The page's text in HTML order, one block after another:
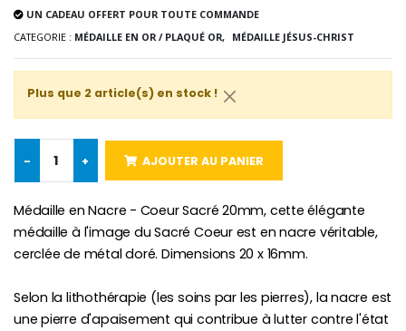
-10%
Bougie de Neuvaine Contre le Mal - Saint Michel
-25%
Lot de 20 Bougies de Neuvaine Blanches
€9.90
€130.00
€5.00
UN CADEAU OFFERT POUR TOUTE COMMANDE
CATEGORIE : MÉDAILLE EN OR / PLAQUÉ OR, MÉDAILLE JÉSUS-CHRIST
Plus que 2 article(s) en stock !
- + AJOUTER AU PANIER
Médaille en Nacre - Coeur Sacré 20mm, cette élégante
médaille à l'image du Sacré Coeur est en nacre véritable,
cerclée de métal doré. Dimensions 20 x 16mm.
Selon la lithothérapie (les soins par les pierres), la nacre est
une pierre d'apaisement qui contribue à lutter contre l'état